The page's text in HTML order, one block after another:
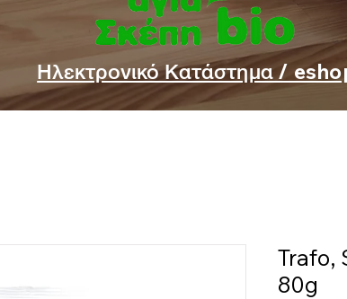
Ηλεκτρονικό Κατάστημα /
Trafo,
80g